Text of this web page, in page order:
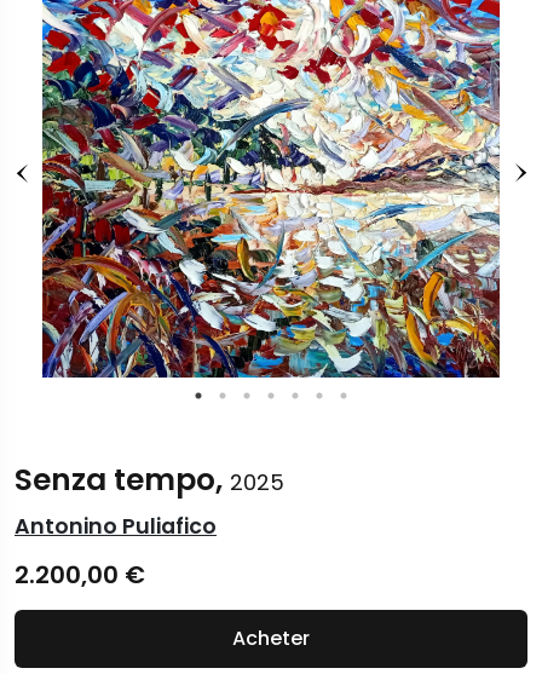
Senza tempo, 2025
Antonino Puliafico
2.200,00 €
Acheter